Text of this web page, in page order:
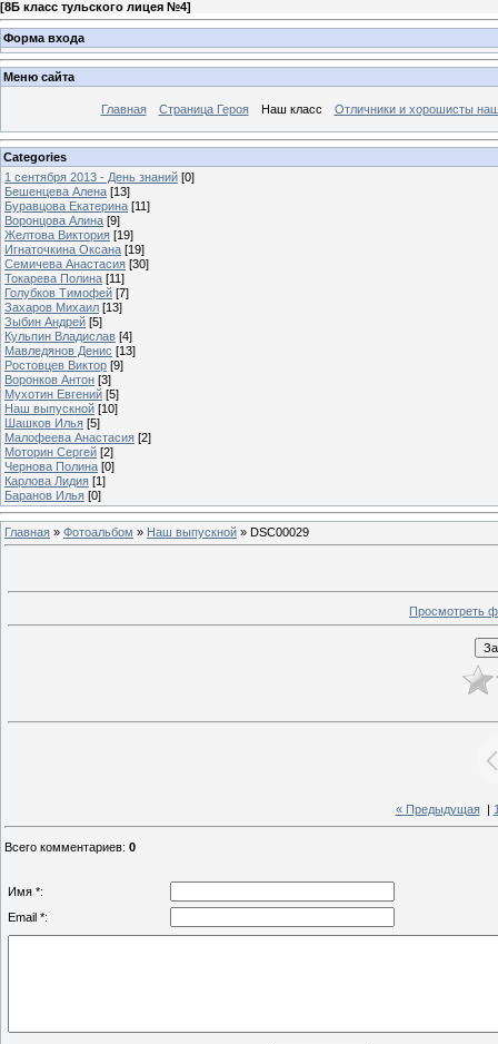
[8Б класс тульского лицея №4]
Форма входа
Меню сайта
Главная Страница Героя Наш класс Отличники и хорошисты
Categories
1 сентября 2013 - День знаний [0]
Бешенцева Алена [13]
Буравцова Екатерина [11]
Воронцова Алина [9]
Желтова Виктория [19]
Игнаточкина Оксана [19]
Семичева Анастасия [30]
Токарева Полина [11]
Голубков Тимофей [7]
Захаров Михаил [13]
Зыбин Андрей [5]
Кульпин Владислав [4]
Мавледянов Денис [13]
Ростовцев Виктор [9]
Воронков Антон [3]
Мухотин Евгений [5]
Наш выпускной [10]
Шашков Илья [5]
Малофеева Анастасия [2]
Моторин Сергей [2]
Чернова Полина [0]
Карлова Лидия [1]
Баранов Илья [0]
Главная » Фотоальбом » Наш выпускной » DSC00029
Просмотреть
« Предыдущая|
Всего комментариев: 0
Имя *:
Email *: